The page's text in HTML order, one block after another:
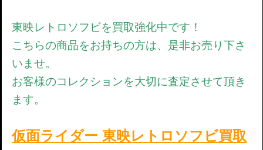
東映レトロソフビを買取強化中です！
こちらの商品をお持ちの方は、是非お売り下さ
いませ。
お客様のコレクションを大切に査定させて頂き
ます。
仮面ライダー 東映レトロソフビ買取